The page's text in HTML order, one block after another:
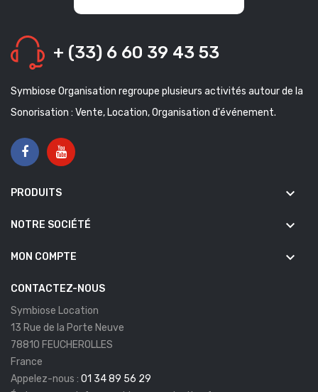
+ (33) 6 60 39 43 53
Symbiose Organisation regroupe plusieurs activités autour de la
Sonorisation : Vente, Location, Organisation d'événement.
PRODUITS keyboard_arrow_down
NOTRE SOCIÉTÉ keyboard_arrow_down
MON COMPTE keyboard_arrow_down
CONTACTEZ-NOUS
Symbiose Location
13 Rue de la Porte Neuve
78810 FEUCHEROLLES
France
Appelez-nous : 01 34 89 56 29